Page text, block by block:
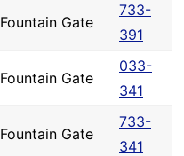
Fountain Gate
733-
391
Fountain Gate
033-
341
Fountain Gate
733-
341